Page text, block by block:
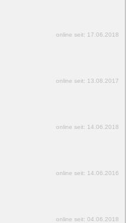
online seit: 17.06.2018
online seit: 13.08.2017
online seit: 14.06.2018
online seit: 14.06.2016
online seit: 04.06.2018